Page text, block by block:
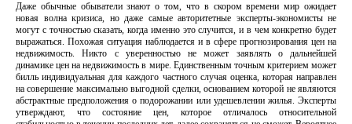
Даже обычные обыватели знают о том, что в скором времени мир ожидает
новая волна кризиса, но даже самые авторитетные эксперты-экономисты не
могут с точностью сказать, когда именно это случится, и в чем конкретно будет
выражаться. Похожая ситуация наблюдается и в сфере прогнозирования цен на
недвижимость. Никто с уверенностью не может заявлять о дальнейшей
динамике цен на недвижимость в мире. Единственным точным критерием может
билль индивидуальная для каждого частного случая оценка, которая направлен
на совершение максимально выгодной сделки, основанием которой не являются
абстрактные предположения о подорожании или удешевлении жилья. Эксперты
утверждают, что состояние цен, которое отличалось относительной